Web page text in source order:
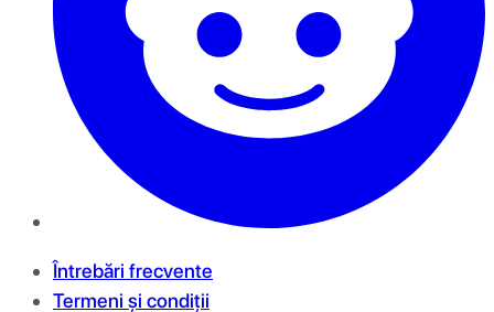
Întrebări frecvente
Termeni și condiții